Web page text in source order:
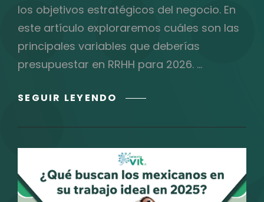
los objetivos estratégicos del negocio. En
este artículo exploraremos cuáles son las
principales variables que deberías
presupuestar en RRHH para 2026. …
SEGUIR LEYENDO EL
DE
2026
YA
SE